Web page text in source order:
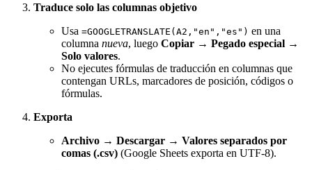
Traduce solo las columnas objetivo
Usa =GOOGLETRANSLATE(A2,"en","es") en una
columna nueva, luego Copiar → Pegado especial →
Solo valores.
No ejecutes fórmulas de traducción en columnas que
contengan URLs, marcadores de posición, códigos o
fórmulas.
Exporta
Archivo → Descargar → Valores separados por
comas (.csv) (Google Sheets exporta en UTF‑8).